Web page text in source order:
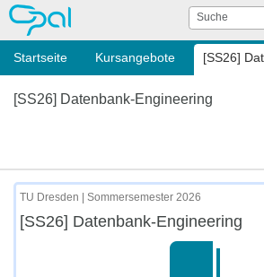
OPAL Suche
Startseite Kursangebote [SS26]
[SS26] Datenbank-Engineering
TU Dresden | Sommersemester 2026
[SS26] Datenbank-Engineering